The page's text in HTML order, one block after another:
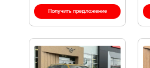
Получить предложение